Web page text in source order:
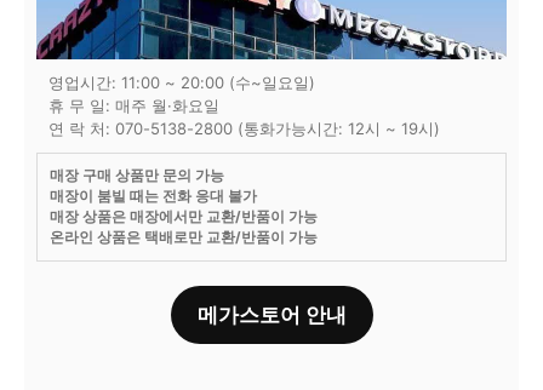
영업시간: 11:00 ~ 20:00 (수~일요일)
휴 무 일: 매주 월·화요일
연 락 처: 070-5138-2800 (통화가능시간: 12시 ~ 19시)
매장 구매 상품만 문의 가능
매장이 붐빌 때는 전화 응대 불가
매장 상품은 매장에서만 교환/반품이 가능
온라인 상품은 택배로만 교환/반품이 가능
메가스토어 안내